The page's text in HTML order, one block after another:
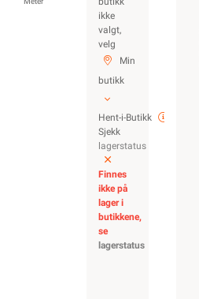
ikke
valgt,
velg
Min
butikk
Hent-i-Butikk
Sjekk
lagerstatus
Finnes
ikke på
lager i
butikkene,
se
lagerstatus